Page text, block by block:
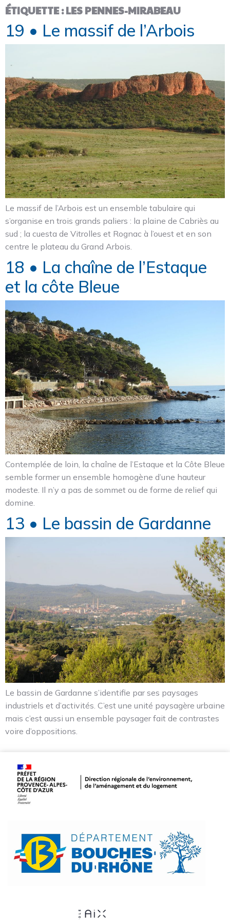
ÉTIQUETTE :LES PENNES-MIRABEAU
19 • Le massif de l’Arbois
Le massif de l’Arbois est un ensemble tabulaire qui
s’organise en trois grands paliers : la plaine de Cabriès au
sud ; la cuesta de Vitrolles et Rognac à l’ouest et en son
centre le plateau du Grand Arbois.
18 • La chaîne de l’Estaque
et la côte Bleue
Contemplée de loin, la chaîne de l’Estaque et la Côte Bleue
semble former un ensemble homogène d’une hauteur
modeste. Il n’y a pas de sommet ou de forme de relief qui
domine.
13 • Le bassin de Gardanne
Le bassin de Gardanne s’identifie par ses paysages
industriels et d’activités. C’est une unité paysagère urbaine
mais c’est aussi un ensemble paysager fait de contrastes
voire d’oppositions.